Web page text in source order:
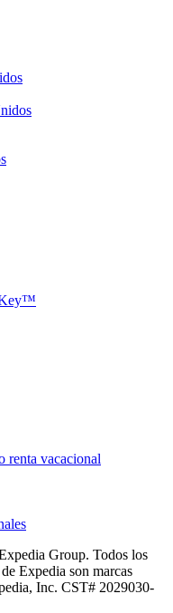
Key™
renta vacacional
Group. Todos los
Expedia son marcas
Inc. CST# 2029030-